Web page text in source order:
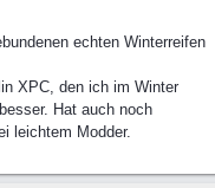
echten Winterreifen
XPC, den ich im Winter
Hat auch noch
leichtem Modder.